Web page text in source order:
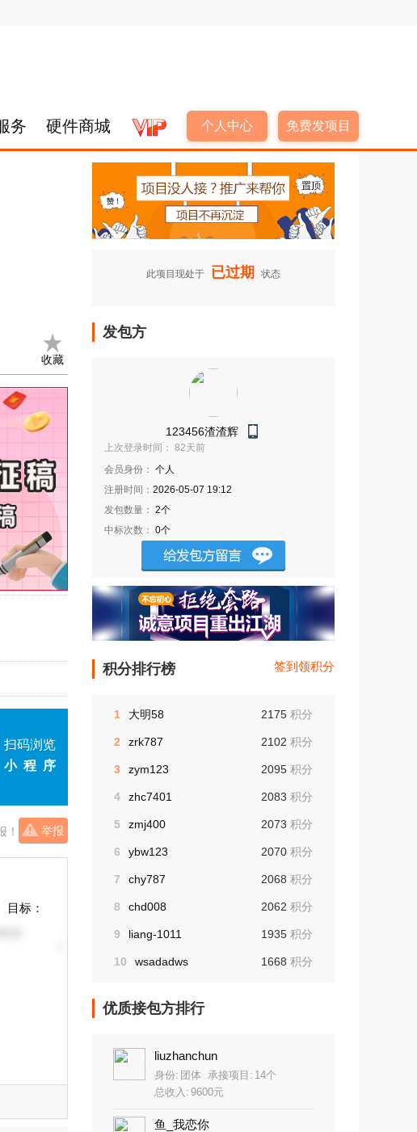
务 硬件商城 个人中心 免费发项目
收藏
扫码浏览
小程序
！ 举报
目标：
此项目现处于 已过期 状态
发包方
123456渣渣辉
上次登录时间： 82天前
会员身份： 个人
注册时间： 2026-05-07 19:12
发包数量： 2个
中标次数： 0个
积分排行榜 签到领积分
1 大明58 2175 积分
2 zrk787 2102 积分
3 zym123 2095 积分
4 zhc7401 2083 积分
5 zmj400 2073 积分
6 ybw123 2070 积分
7 chy787 2068 积分
8 chd008 2062 积分
9 liang-1011 1935 积分
10 wsadadws 1668 积分
优质接包方排行
liuzhanchun
身份: 团体 承接项目: 14个
总收入: 9600元
鱼_我恋你